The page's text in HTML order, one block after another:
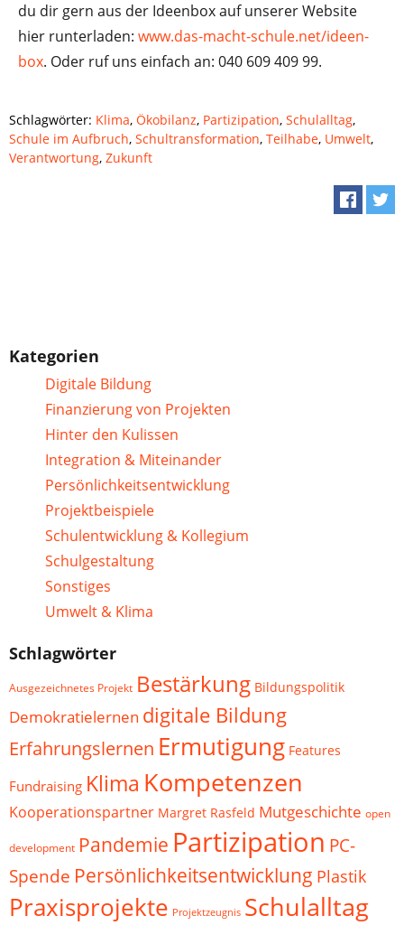
du dir gern aus der Ideenbox auf unserer Website
hier runterladen: www.das-macht-schule.net/ideen-
box. Oder ruf uns einfach an: 040 609 409 99.
Schlagwörter: Klima, Ökobilanz, Partizipation, Schulalltag,
Schule im Aufbruch, Schultransformation, Teilhabe, Umwelt,
Verantwortung, Zukunft
Kategorien
Digitale Bildung
Finanzierung von Projekten
Hinter den Kulissen
Integration & Miteinander
Persönlichkeitsentwicklung
Projektbeispiele
Schulentwicklung & Kollegium
Schulgestaltung
Sonstiges
Umwelt & Klima
Schlagwörter
Ausgezeichnetes Projekt Bestärkung Bildungspolitik
Demokratielernen digitale Bildung
Erfahrungslernen Ermutigung Features
Fundraising Klima Kompetenzen
Kooperationspartner Margret Rasfeld Mutgeschichte open
development Pandemie Partizipation PC-
Spende Persönlichkeitsentwicklung Plastik
Praxisprojekte Projektzeugnis Schulalltag